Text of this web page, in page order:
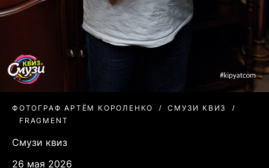
ФОТОГРАФ АРТЁМ КОРОЛЕНКО
СМУЗИ КВИЗ
FRAGMENT
Смузи квиз
26 мая 2026